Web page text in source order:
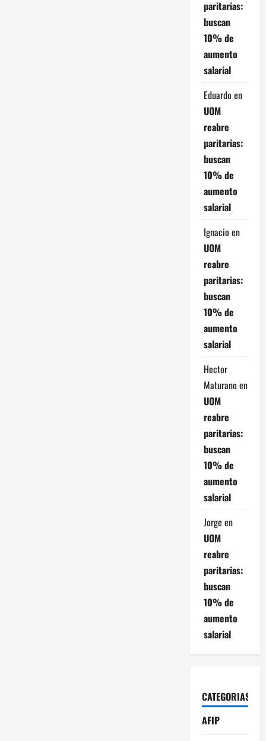
paritarias:
buscan
10% de
aumento
salarial
Eduardo en
UOM
reabre
paritarias:
buscan
10% de
aumento
salarial
Ignacio en
UOM
reabre
paritarias:
buscan
10% de
aumento
salarial
Hector
Maturano en
UOM
reabre
paritarias:
buscan
10% de
aumento
salarial
Jorge en
UOM
reabre
paritarias:
buscan
10% de
aumento
salarial
CATEGORIAS
AFIP